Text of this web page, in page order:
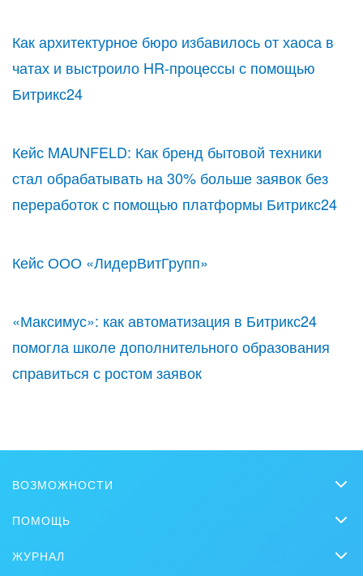
Как архитектурное бюро избавилось от хаоса в
чатах и выстроило HR-процессы с помощью
Битрикс24
Кейс MAUNFELD: Как бренд бытовой техники
стал обрабатывать на 30% больше заявок без
переработок с помощью платформы Битрикс24
Кейс ООО «ЛидерВитГрупп»
«Максимус»: как автоматизация в Битрикс24
помогла школе дополнительного образования
справиться с ростом заявок
ВОЗМОЖНОСТИ
Онлайн-офис
Видеозвонки HD
ПОМОЩЬ
ЖУРНАЛ